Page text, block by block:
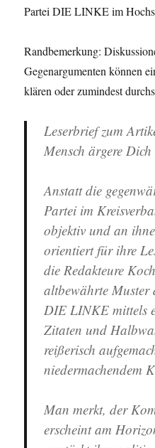
Partei DIE LINKE im
Randbemerkung:
Gegenargumenten können
klären oder zumindest
Leserbrief zum
Mensch ärgere
Anstatt die
Partei im
objektiv und an
orientiert für ihre
die Redakteure
altbewährte
DIE LINKE mittels
Zitaten und
reißerisch
niedermachendem
Man merkt, der
erscheint am